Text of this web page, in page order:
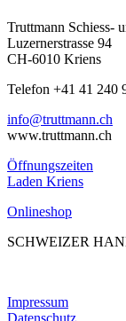
Truttmann Schiess-
Luzernerstrasse 94
CH-6010 Kriens
Telefon +41 41 240
hc.nnamtturt@ofni
www.truttmann.ch
Öffnungszeiten
Laden Kriens
Onlineshop
SCHWEIZER
Impressum
Datenschutz